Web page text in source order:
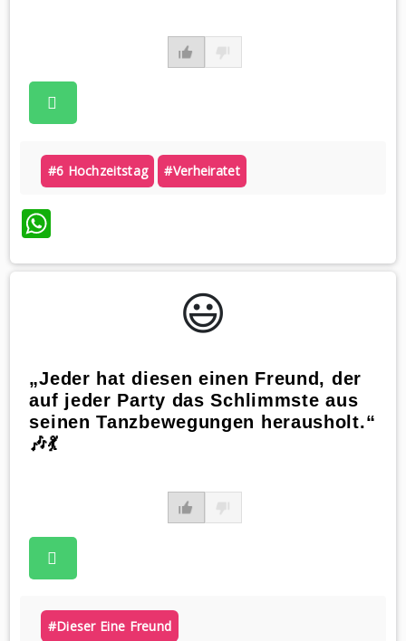
#6 Hochzeitstag #verheiratet
WhatsApp
😃️
„Jeder hat diesen einen Freund, der
auf jeder Party das Schlimmste aus
seinen Tanzbewegungen herausholt.“
🎶💃
#dieser Eine Freund